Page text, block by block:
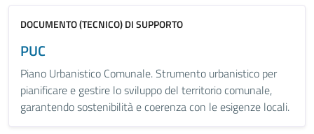
DOCUMENTO (TECNICO) DI SUPPORTO
PUC
Piano Urbanistico Comunale. Strumento urbanistico per
pianificare e gestire lo sviluppo del territorio comunale,
garantendo sostenibilità e coerenza con le esigenze locali.